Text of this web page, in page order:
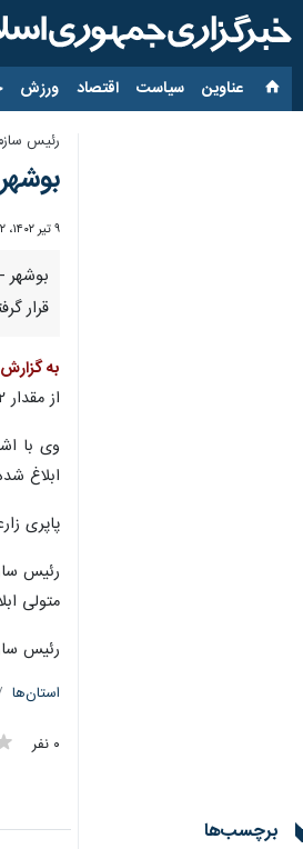
عناوین‌ سیاست اقتصاد ورزش
رئیس
۹ تیر ۱۴۰۲، ۱۱:۲۲
بوشهر
قرار
به گزارش
از مقدار ۶.۴۲ به ۶.۳۱ یعنی ۰.۱۱ واحد بهتر شده است.
ابلاغ شده و برابر ۵۴۰ میلیارد
پاپری زارعی ادامه داد: در سال
متولی
رئیس سازمان برنامه و
استان‌ها
۰ نفر
برچسب‌ها